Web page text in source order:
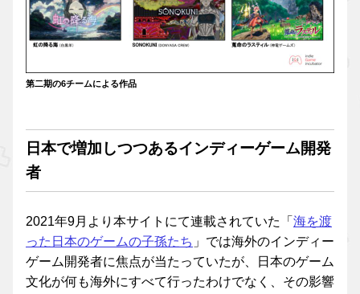
第二期の6チームによる作品
日本で増加しつつあるインディーゲーム開発
者
2021年9月より本サイトにて連載されていた「 海を渡
った日本のゲームの子孫たち 」では海外のインディー
ゲーム開発者に焦点が当たっていたが、日本のゲーム
文化が何も海外にすべて行ったわけでなく、その影響